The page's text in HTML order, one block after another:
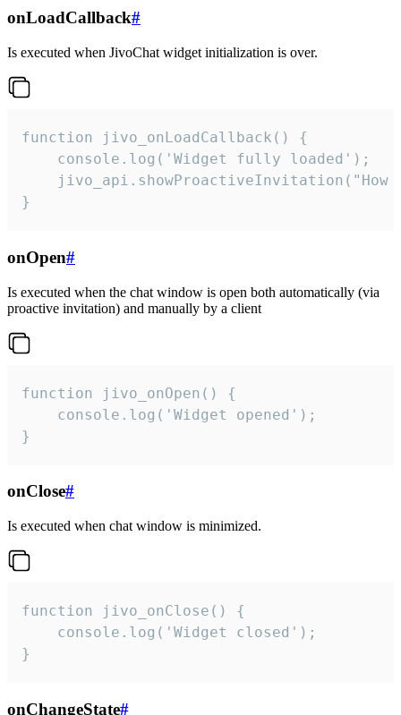
onLoadCallback#
Is executed when JivoChat widget initialization is over.
function jivo_onLoadCallback() {
    console.log('Widget fully loaded');
jivo_api.showProactiveInvitation("How
}
onOpen#
Is executed when the chat window is open both automatically (via
proactive invitation) and manually by a client
function jivo_onOpen() {
    console.log('Widget opened');
}
onClose#
Is executed when chat window is minimized.
function jivo_onClose() {
    console.log('Widget closed');
}
onChangeState#